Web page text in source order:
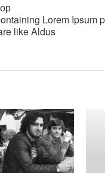
Lorem Ipsum
like Aldus